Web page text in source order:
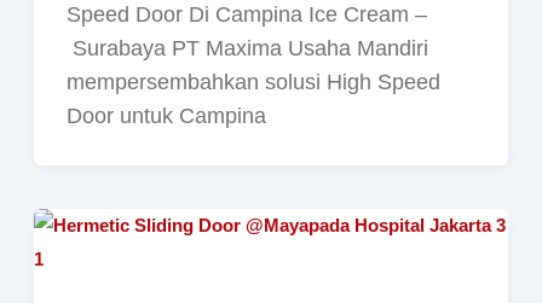
Speed Door Di Campina Ice Cream –
Surabaya PT Maxima Usaha Mandiri
mempersembahkan solusi High Speed
Door untuk Campina